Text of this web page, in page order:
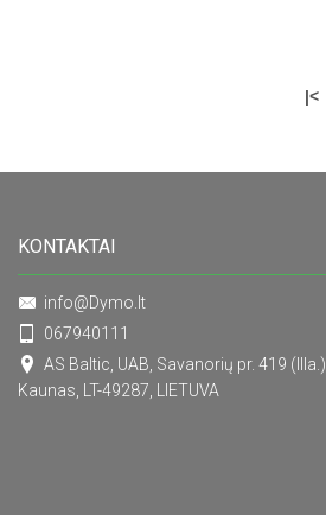
|<
KONTAKTAI
info@Dymo.lt
067940111
AS Baltic, UAB, Savanorių pr. 419 (IIIa.),
Kaunas, LT-49287, LIETUVA